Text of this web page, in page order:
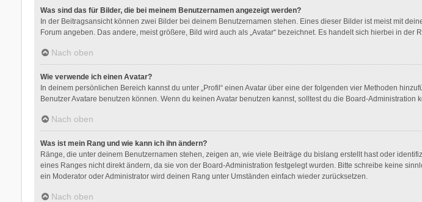
Was sind das für Bilder, die bei meinem Benutzernamen angezeigt werden?
In der Beitragsansicht können zwei Bilder bei deinem Benutzernamen stehen. Eines dieser Bilder ist meist mit
Forum angeben. Das andere, meist größere, Bild wird auch als „Avatar“ bezeichnet. Es handelt sich hierbei in
Nach oben
Wie verwende ich einen Avatar?
In deinem persönlichen Bereich kannst du unter „Profil“ einen Avatar über eine der folgenden vier Methoden
Benutzer Avatare benutzen können. Wenn du keinen Avatar benutzen kannst, solltest du die Board-Administration
Nach oben
Was ist mein Rang und wie kann ich ihn ändern?
Ränge, die unter deinem Benutzernamen stehen, zeigen an, wie viele Beiträge du bislang erstellt hast oder
eines Ranges nicht direkt ändern, da sie von der Board-Administration festgelegt wurden. Bitte schreibe keine
ein Moderator oder Administrator wird deinen Rang unter Umständen einfach wieder zurücksetzen.
Nach oben